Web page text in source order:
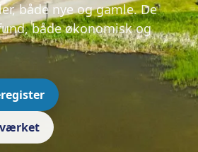
både nye og gamle. De
både økonomisk og